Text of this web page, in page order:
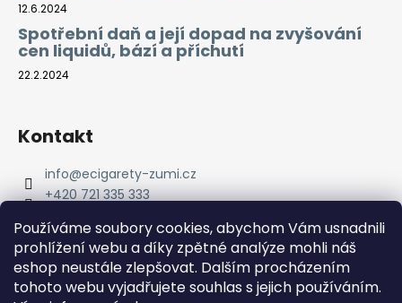
Používáme soubory cookies, abychom Vám usnadnili
prohlížení webu a díky zpětné analýze mohli náš
eshop neustále zlepšovat. Dalším procházením
tohoto webu vyjadřujete souhlas s jejich používáním.
12.6.2024
Spotřební daň a její dopad na zvyšování
cen liquidů, bází a příchutí
22.2.2024
Kontakt
info@ecigarety-zumi.cz
+420 721 335 333